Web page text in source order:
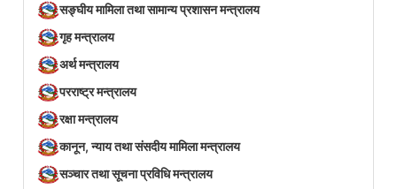
सङ्घीय मामिला तथा सामान्य प्रशासन मन्त्रालय
गृह मन्त्रालय
अर्थ मन्त्रालय
परराष्ट्र मन्त्रालय
रक्षा मन्त्रालय
कानून, न्याय तथा संसदीय मामिला मन्त्रालय
सञ्‍चार तथा सूचना प्रविधि मन्त्रालय